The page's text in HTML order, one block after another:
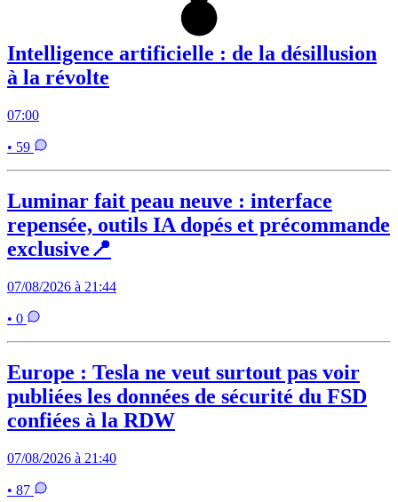
Intelligence artificielle : de la désillusion
à la révolte
07:00
• 59
Luminar fait peau neuve : interface
repensée, outils IA dopés et précommande
exclusive📍
07/08/2026 à 21:44
• 0
Europe : Tesla ne veut surtout pas voir
publiées les données de sécurité du FSD
confiées à la RDW
07/08/2026 à 21:40
• 87